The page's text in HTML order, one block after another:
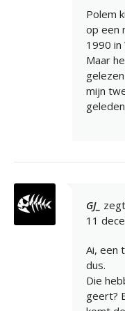
Polem
op een
1990 in
Maar
mijn
GJ_
11
Ai, een
dus.
Die
geert?